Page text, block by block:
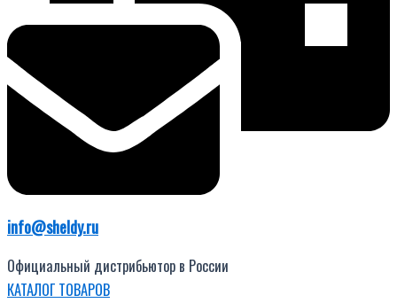
info@sheldy.ru
Официальный дистрибьютор в России
КАТАЛОГ ТОВАРОВ